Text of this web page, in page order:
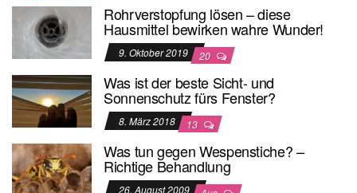
Rohrverstopfung lösen – diese
Hausmittel bewirken wahre Wunder!
9. Oktober 2019 20
Was ist der beste Sicht- und
Sonnenschutz fürs Fenster?
8. März 2018 13
Was tun gegen Wespenstiche? –
Richtige Behandlung
26. August 2009